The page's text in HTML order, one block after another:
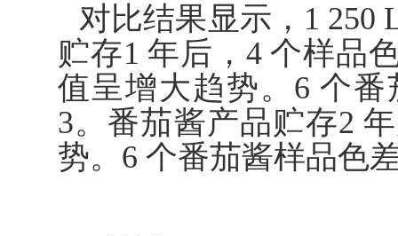
对比结果显示，1 250
贮存1 年后，4 个样品
值呈增大趋势。6 个
3。番茄酱产品贮存2
势。6 个番茄酱样品色